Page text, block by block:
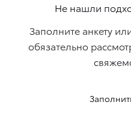
Не нашли
Заполните анкету
обязательно